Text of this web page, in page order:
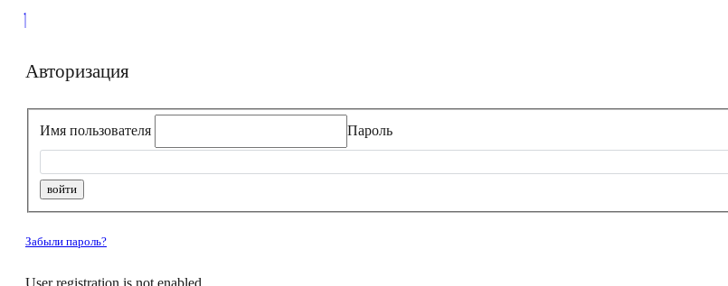
Авторизация
Имя пользователя Пароль
Забыли пароль?